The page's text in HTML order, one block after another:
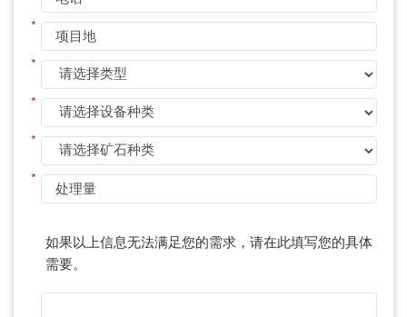
*
*
*
*
*
如果以上信息无法满足您的需求，请在此填写您的具体
需要。